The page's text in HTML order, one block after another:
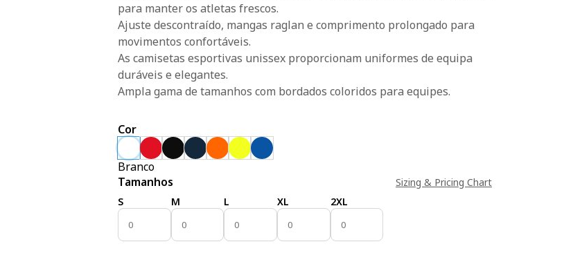
para manter os atletas frescos.
Ajuste descontraído, mangas raglan e comprimento prolongado para
movimentos confortáveis.
As camisetas esportivas unissex proporcionam uniformes de equipa
duráveis e elegantes.
Ampla gama de tamanhos com bordados coloridos para equipes.
Cor
Branco
Tamanhos
Sizing & Pricing Chart
S
M L XL 2XL